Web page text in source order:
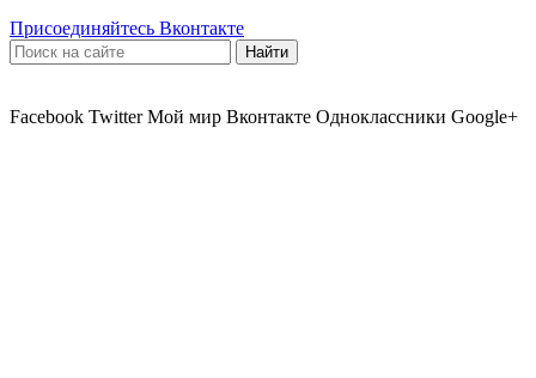
Присоединяйтесь Вконтакте
Facebook Twitter Мой мир Вконтакте Одноклассники Google+